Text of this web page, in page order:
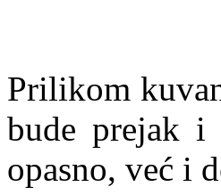
Prilikom
bude prejak i
opasno, već i